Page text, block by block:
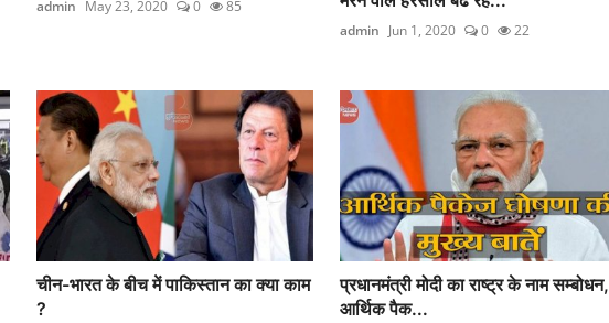
admin May 23, 2020 0 85
admin Jun 1, 2020 0 22
चीन-भारत के बीच में पाकिस्तान का क्या काम
?
प्रधानमंत्री मोदी का राष्ट्र के नाम सम्बोधन,
आर्थिक पैक...